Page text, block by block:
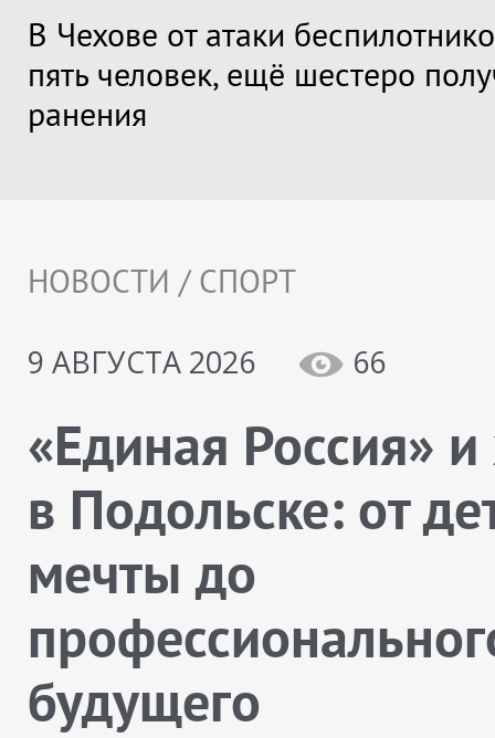
В Чехове от атаки
пять человек, ещё шестеро
ранения
НОВОСТИ / СПОРТ
9 АВГУСТА 2026
66
«Единая Россия»
в Подольске: от
мечты до
будущего